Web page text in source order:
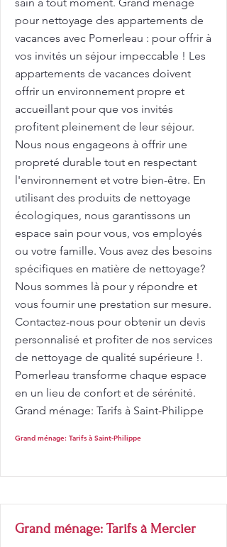
pour nettoyage des appartements de
vacances avec Pomerleau : pour offrir à
vos invités un séjour impeccable ! Les
appartements de vacances doivent
offrir un environnement propre et
accueillant pour que vos invités
profitent pleinement de leur séjour.
Nous nous engageons à offrir une
propreté durable tout en respectant
l'environnement et votre bien-être. En
utilisant des produits de nettoyage
écologiques, nous garantissons un
espace sain pour vous, vos employés
ou votre famille. Vous avez des besoins
spécifiques en matière de nettoyage?
Nous sommes là pour y répondre et
vous fournir une prestation sur mesure.
Contactez-nous pour obtenir un devis
personnalisé et profiter de nos services
de nettoyage de qualité supérieure !.
Pomerleau transforme chaque espace
en un lieu de confort et de sérénité.
Grand ménage: Tarifs à Saint-Philippe
Grand ménage: Tarifs à Saint-Philippe
Grand ménage: Tarifs à Mercier